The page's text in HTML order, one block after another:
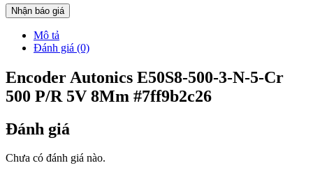
Nhận báo giá
Mô tả
Đánh giá (0)
Encoder Autonics E50S8-500-3-N-5-Cr
500 P/R 5V 8Mm #7ff9b2c26
Đánh giá
Chưa có đánh giá nào.